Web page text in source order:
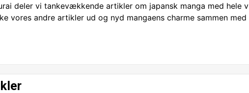
deler vi tankevækkende artikler om japansk manga med hele v
vores andre artikler ud og nyd mangaens charme sammen med